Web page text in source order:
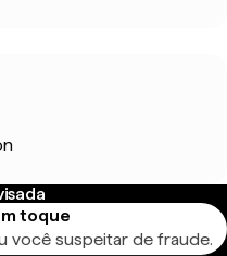
toque
você suspeitar de fraude.